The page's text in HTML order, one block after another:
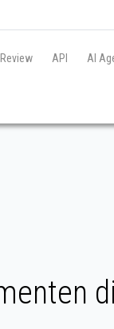
API AI